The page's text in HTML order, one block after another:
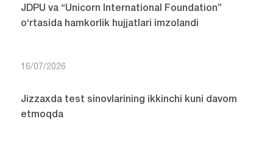
JDPU va “Unicorn International Foundation”
o‘rtasida hamkorlik hujjatlari imzolandi
16/07/2026
Jizzaxda test sinovlarining ikkinchi kuni davom
etmoqda